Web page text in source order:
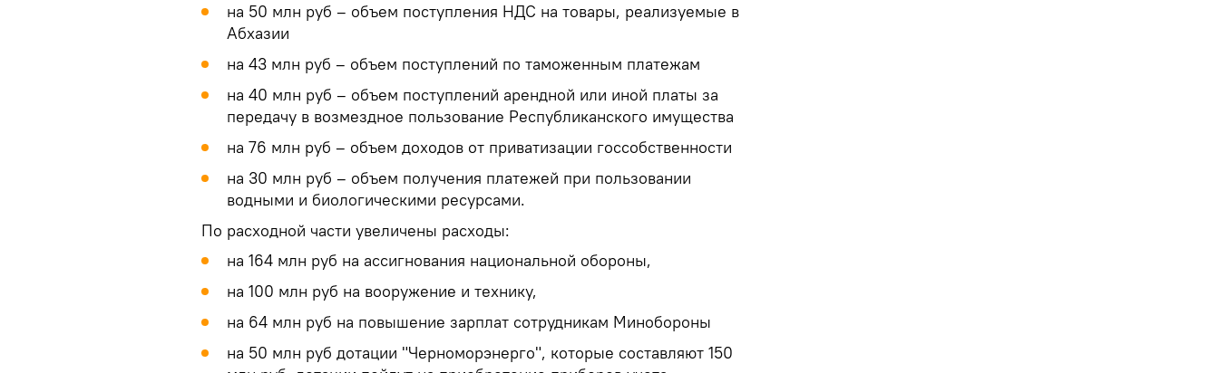
на 50 млн руб – объем поступления НДС на товары, реализуемые в
Абхазии
на 43 млн руб – объем поступлений по таможенным платежам
на 40 млн руб – объем поступлений арендной или иной платы за
передачу в возмездное пользование Республиканского имущества
на 76 млн руб – объем доходов от приватизации госсобственности
на 30 млн руб – объем получения платежей при пользовании
водными и биологическими ресурсами.
По расходной части увеличены расходы:
на 164 млн руб на ассигнования национальной обороны,
на 100 млн руб на вооружение и технику,
на 64 млн руб на повышение зарплат сотрудникам Минобороны
на 50 млн руб дотации "Черноморэнерго", которые составляют 150